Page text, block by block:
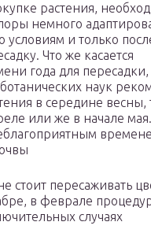
растения,
немного
и только
Что же касается
года для пересадки,
наук
в середине весны,
или же в начале
стоит пересаживать
в феврале
случаях